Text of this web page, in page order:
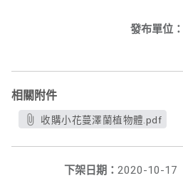
發布單位：
相關附件
收購小花蔓澤蘭植物體.pdf
下架日期： 2020-10-17